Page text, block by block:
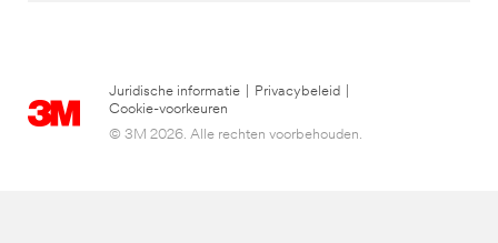
Juridische informatie Privacybeleid
Cookie-voorkeuren
© 3M 2026. Alle rechten voorbehouden.